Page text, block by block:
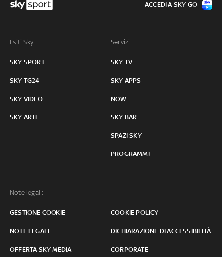
I siti Sky:
SKY SPORT
SKY TG24
SKY VIDEO
SKY ARTE
Servizi:
SKY TV
SKY APPS
NOW
SKY BAR
SPAZI SKY
PROGRAMMI
Note legali:
GESTIONE COOKIE COOKIE POLICY
NOTE LEGALI DICHIARAZIONE DI ACCESSIBILITÀ
OFFERTA SKY MEDIA CORPORATE
ACCEDI A SKY GO